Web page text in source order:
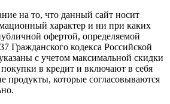
на то, что данный сайт носит
характер и ни при каких
офертой, определяемой
Гражданского кодекса Российской
с учетом максимальной скидки
в кредит и включают в себя
продукты, которые согласовываются